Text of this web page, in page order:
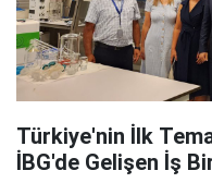
Türkiye'nin İlk
İBG'de Gelişen İş